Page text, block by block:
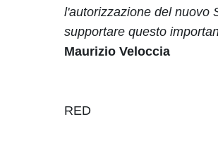
l'autorizzazione del nuovo
supportare questo
Maurizio Veloccia
RED